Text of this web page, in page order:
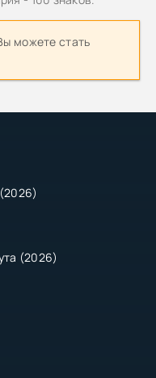
(2026)
можете стать